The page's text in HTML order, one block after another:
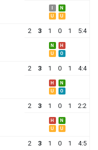
N
U
U
2 3 1 0 1 5:4
N
H
U
O
2 3 1 0 1 4:4
H
N
U
O
2 3 1 0 1 2:2
H
N
U
U
2 3 1 0 1 4:5